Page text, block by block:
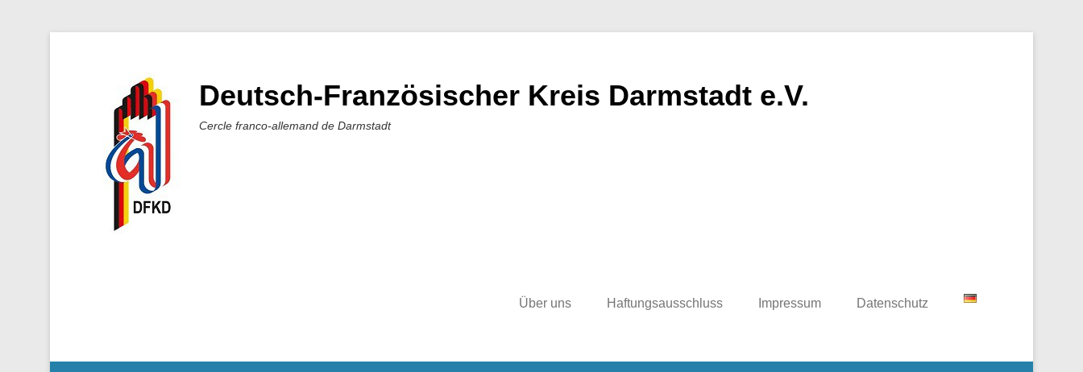
Deutsch-Französischer Kreis Darmstadt e.V.
Cercle franco-allemand de Darmstadt
Über uns Haftungsausschluss Impressum Datenschutz